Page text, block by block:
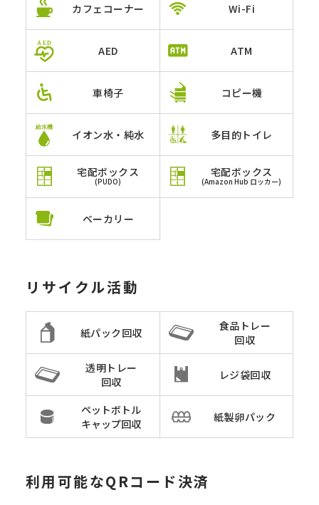
カフェコーナー Wi-Fi
AED ATM
車椅子 コピー機
イオン水・純水 多目的トイレ
宅配ボックス
(PUDO)
宅配ボックス
(Amazon Hub ロッカー)
ベーカリー
リサイクル活動
紙パック回収
食品トレー
回収
透明トレー
回収
レジ袋回収
ペットボトル
キャップ回収
紙製卵パック
利用可能なQRコード決済